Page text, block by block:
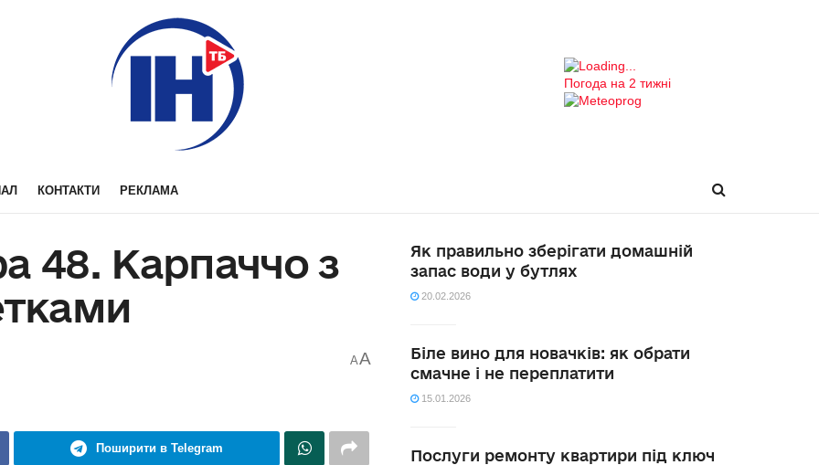
Погода на 2 тижні
КОНТАКТИ РЕКЛАМА
48. Карпаччо з
AA
Поширити в Telegram
Як правильно зберігати домашній
запас води у бутлях
20.02.2026
Біле вино для новачків: як обрати
смачне і не переплатити
15.01.2026
Послуги ремонту квартири під ключ